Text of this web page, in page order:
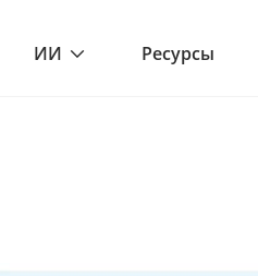
ИИ Ресурсы